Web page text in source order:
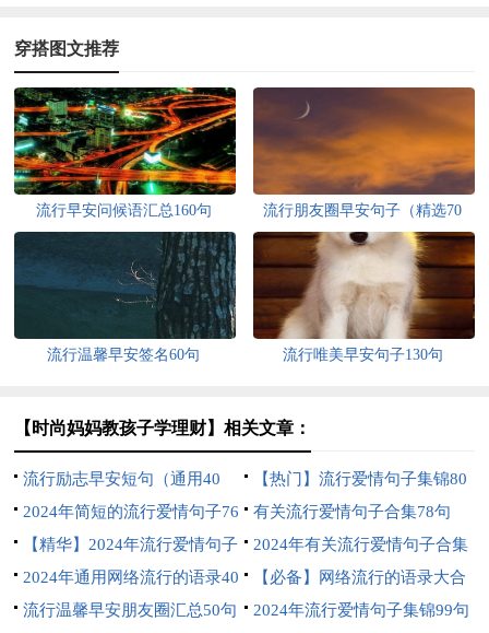
穿搭图文推荐
流行早安问候语汇总160句
流行朋友圈早安句子（精选70
句）
流行温馨早安签名60句 流行唯美早安句子130句
【时尚妈妈教孩子学理财】相关文章：
流行励志早安短句（通用40
句）
【热门】流行爱情句子集锦80
条
2024年简短的流行爱情句子76
条
有关流行爱情句子合集78句
【精华】2024年流行爱情句子
集锦96句
2024年有关流行爱情句子合集
90条
2024年通用网络流行的语录40
句
【必备】网络流行的语录大合
集73条
流行温馨早安朋友圈汇总50句 2024年流行爱情句子集锦99句